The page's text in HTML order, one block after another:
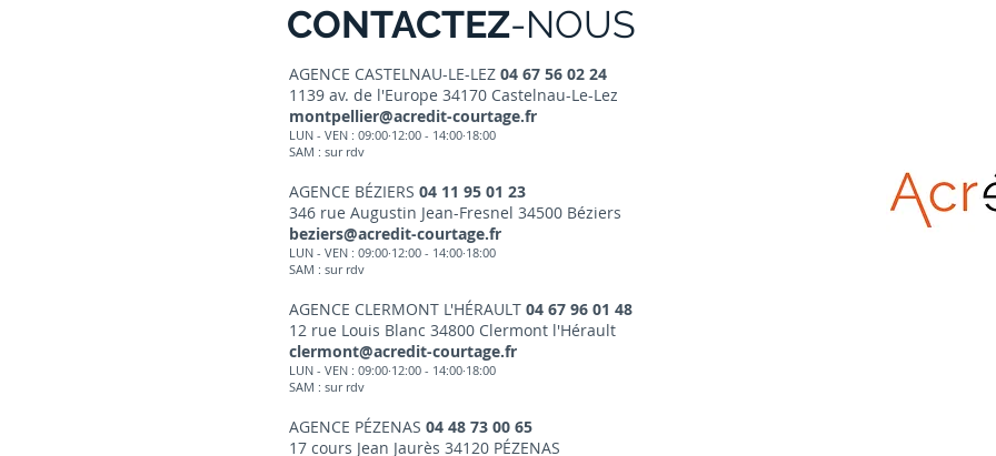
CONTACTEZ-NOUS
AGENCE CASTELNAU-LE-LEZ 04 67 56 02 24
1139 av. de l'Europe 34170 Castelnau-Le-Lez
montpellier@acredit-courtage.fr
LUN - VEN : 09:00·12:00 - 14:00·18:00
SAM : sur rdv
AGENCE BÉZIERS 04 11 95 01 23
346 rue Augustin Jean-Fresnel 34500 Béziers
beziers@acredit-courtage.fr
LUN - VEN : 09:00·12:00 - 14:00·18:00
SAM : sur rdv
AGENCE CLERMONT L'HÉRAULT 04 67 96 01 48
12 rue Louis Blanc 34800 Clermont l'Hérault
clermont@acredit-courtage.fr
LUN - VEN : 09:00·12:00 - 14:00·18:00
SAM : sur rdv
AGENCE PÉZENAS 04 48 73 00 65
17 cours Jean Jaurès 34120 PÉZENAS